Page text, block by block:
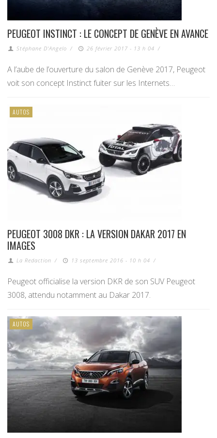
PEUGEOT INSTINCT : LE CONCEPT DE GENÈVE EN AVANCE
Stéphane D'Angelo / 26 février 2017 - 13 h 04 /
A l’aube de l’ouverture du salon de Genève 2017, Peugeot
voit son concept Instinct fuiter sur les Internets…
AUTOS
PEUGEOT 3008 DKR : LA VERSION DAKAR 2017 EN
IMAGES
La Redaction / 13 septembre 2016 - 10 h 04 /
Peugeot officialise la version DKR de son SUV Peugeot
3008, attendu notamment au Dakar 2017.
AUTOS